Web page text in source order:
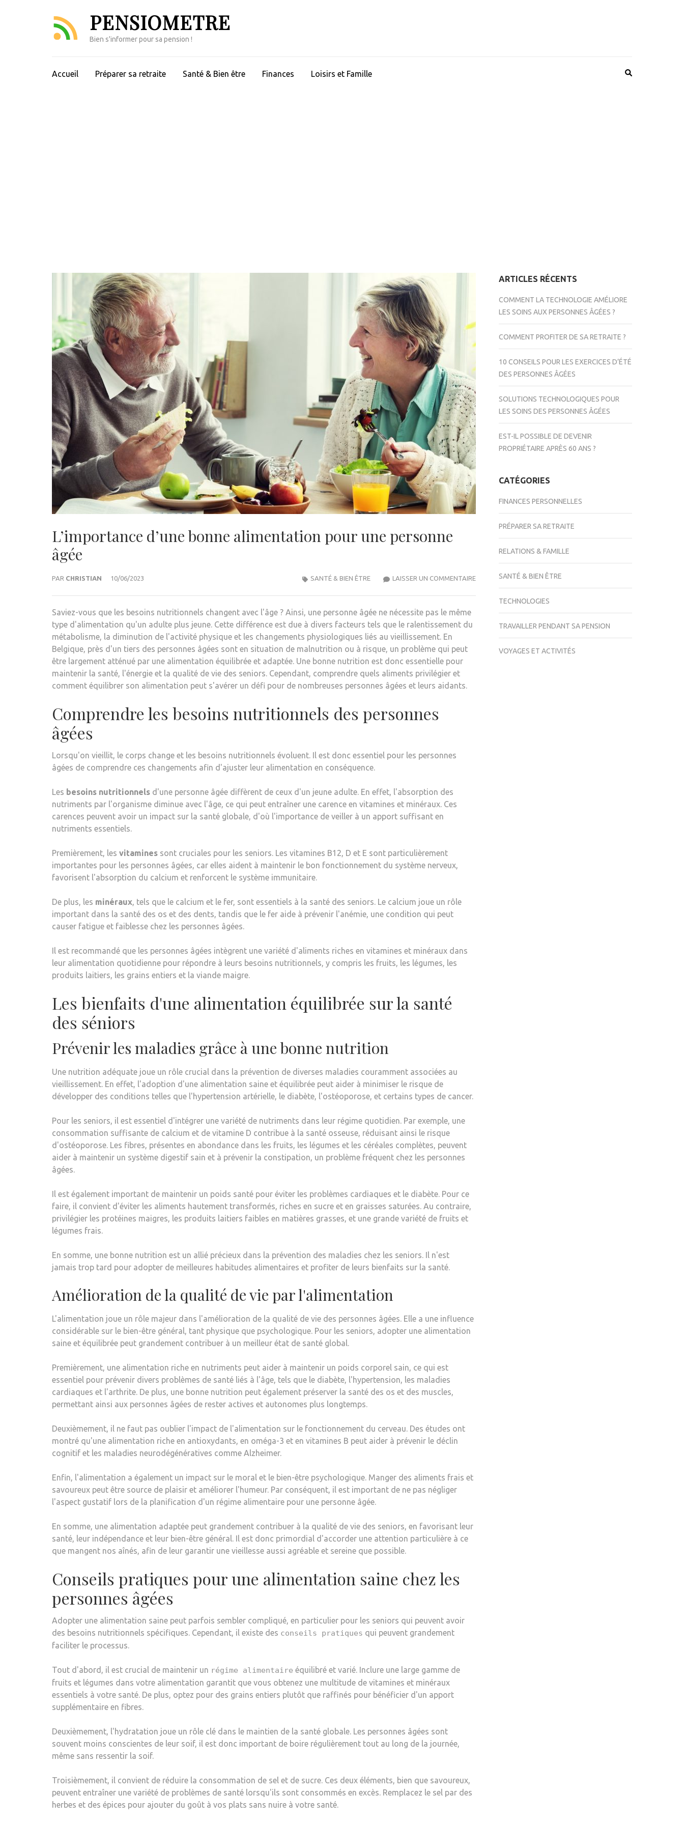
PENSIOMETRE
Bien s'informer pour sa pension !
Accueil Préparer sa retraite Santé & Bien être Finances Loisirs et Famille
L’importance d’une bonne alimentation pour une personne
âgée
PAR CHRISTIAN 10/06/2023 LAISSER UN COMMENTAIREL’IMPORTANCE
ALIMENTATION
PERSONNE
SANTÉ & BIEN ÊTRE
Saviez-vous que les besoins nutritionnels changent avec l'âge ? Ainsi, une personne âgée ne nécessite pas le même
type d'alimentation qu'un adulte plus jeune. Cette différence est due à divers facteurs tels que le ralentissement du
métabolisme, la diminution de l'activité physique et les changements physiologiques liés au vieillissement. En
Belgique, près d'un tiers des personnes âgées sont en situation de malnutrition ou à risque, un problème qui peut
être largement atténué par une alimentation équilibrée et adaptée. Une bonne nutrition est donc essentielle pour
maintenir la santé, l'énergie et la qualité de vie des seniors. Cependant, comprendre quels aliments privilégier et
comment équilibrer son alimentation peut s'avérer un défi pour de nombreuses personnes âgées et leurs aidants.
Comprendre les besoins nutritionnels des personnes
âgées
Lorsqu'on vieillit, le corps change et les besoins nutritionnels évoluent. Il est donc essentiel pour les personnes
âgées de comprendre ces changements afin d'ajuster leur alimentation en conséquence.
Les besoins nutritionnels d'une personne âgée diffèrent de ceux d'un jeune adulte. En effet, l'absorption des
nutriments par l'organisme diminue avec l'âge, ce qui peut entraîner une carence en vitamines et minéraux. Ces
carences peuvent avoir un impact sur la santé globale, d'où l'importance de veiller à un apport suffisant en
nutriments essentiels.
Premièrement, les vitamines sont cruciales pour les seniors. Les vitamines B12, D et E sont particulièrement
importantes pour les personnes âgées, car elles aident à maintenir le bon fonctionnement du système nerveux,
favorisent l'absorption du calcium et renforcent le système immunitaire.
De plus, les minéraux, tels que le calcium et le fer, sont essentiels à la santé des seniors. Le calcium joue un rôle
important dans la santé des os et des dents, tandis que le fer aide à prévenir l'anémie, une condition qui peut
causer fatigue et faiblesse chez les personnes âgées.
Il est recommandé que les personnes âgées intègrent une variété d'aliments riches en vitamines et minéraux dans
leur alimentation quotidienne pour répondre à leurs besoins nutritionnels, y compris les fruits, les légumes, les
produits laitiers, les grains entiers et la viande maigre.
Les bienfaits d'une alimentation équilibrée sur la santé
des séniors
Prévenir les maladies grâce à une bonne nutrition
Une nutrition adéquate joue un rôle crucial dans la prévention de diverses maladies couramment associées au
vieillissement. En effet, l'adoption d'une alimentation saine et équilibrée peut aider à minimiser le risque de
développer des conditions telles que l'hypertension artérielle, le diabète, l'ostéoporose, et certains types de cancer.
Pour les seniors, il est essentiel d'intégrer une variété de nutriments dans leur régime quotidien. Par exemple, une
consommation suffisante de calcium et de vitamine D contribue à la santé osseuse, réduisant ainsi le risque
d'ostéoporose. Les fibres, présentes en abondance dans les fruits, les légumes et les céréales complètes, peuvent
aider à maintenir un système digestif sain et à prévenir la constipation, un problème fréquent chez les personnes
âgées.
Il est également important de maintenir un poids santé pour éviter les problèmes cardiaques et le diabète. Pour ce
faire, il convient d'éviter les aliments hautement transformés, riches en sucre et en graisses saturées. Au contraire,
privilégier les protéines maigres, les produits laitiers faibles en matières grasses, et une grande variété de fruits et
légumes frais.
En somme, une bonne nutrition est un allié précieux dans la prévention des maladies chez les seniors. Il n'est
jamais trop tard pour adopter de meilleures habitudes alimentaires et profiter de leurs bienfaits sur la santé.
Amélioration de la qualité de vie par l'alimentation
L'alimentation joue un rôle majeur dans l'amélioration de la qualité de vie des personnes âgées. Elle a une influence
considérable sur le bien-être général, tant physique que psychologique. Pour les seniors, adopter une alimentation
saine et équilibrée peut grandement contribuer à un meilleur état de santé global.
Premièrement, une alimentation riche en nutriments peut aider à maintenir un poids corporel sain, ce qui est
essentiel pour prévenir divers problèmes de santé liés à l'âge, tels que le diabète, l'hypertension, les maladies
cardiaques et l'arthrite. De plus, une bonne nutrition peut également préserver la santé des os et des muscles,
permettant ainsi aux personnes âgées de rester actives et autonomes plus longtemps.
Deuxièmement, il ne faut pas oublier l'impact de l'alimentation sur le fonctionnement du cerveau. Des études ont
montré qu'une alimentation riche en antioxydants, en oméga-3 et en vitamines B peut aider à prévenir le déclin
cognitif et les maladies neurodégénératives comme Alzheimer.
Enfin, l'alimentation a également un impact sur le moral et le bien-être psychologique. Manger des aliments frais et
savoureux peut être source de plaisir et améliorer l'humeur. Par conséquent, il est important de ne pas négliger
l'aspect gustatif lors de la planification d'un régime alimentaire pour une personne âgée.
En somme, une alimentation adaptée peut grandement contribuer à la qualité de vie des seniors, en favorisant leur
santé, leur indépendance et leur bien-être général. Il est donc primordial d'accorder une attention particulière à ce
que mangent nos aînés, afin de leur garantir une vieillesse aussi agréable et sereine que possible.
Conseils pratiques pour une alimentation saine chez les
personnes âgées
Adopter une alimentation saine peut parfois sembler compliqué, en particulier pour les seniors qui peuvent avoir
des besoins nutritionnels spécifiques. Cependant, il existe des conseils pratiques qui peuvent grandement
faciliter le processus.
Tout d'abord, il est crucial de maintenir un régime alimentaire équilibré et varié. Inclure une large gamme de
fruits et légumes dans votre alimentation garantit que vous obtenez une multitude de vitamines et minéraux
essentiels à votre santé. De plus, optez pour des grains entiers plutôt que raffinés pour bénéficier d'un apport
supplémentaire en fibres.
Deuxièmement, l'hydratation joue un rôle clé dans le maintien de la santé globale. Les personnes âgées sont
souvent moins conscientes de leur soif, il est donc important de boire régulièrement tout au long de la journée,
même sans ressentir la soif.
Troisièmement, il convient de réduire la consommation de sel et de sucre. Ces deux éléments, bien que savoureux,
peuvent entraîner une variété de problèmes de santé lorsqu'ils sont consommés en excès. Remplacez le sel par des
herbes et des épices pour ajouter du goût à vos plats sans nuire à votre santé.
ARTICLES RÉCENTS
COMMENT LA TECHNOLOGIE AMÉLIORE
LES SOINS AUX PERSONNES ÂGÉES ?
COMMENT PROFITER DE SA RETRAITE ?
10 CONSEILS POUR LES EXERCICES D’ÉTÉ
DES PERSONNES ÂGÉES
SOLUTIONS TECHNOLOGIQUES POUR
LES SOINS DES PERSONNES ÂGÉES
EST-IL POSSIBLE DE DEVENIR
PROPRIÉTAIRE APRÈS 60 ANS ?
CATÉGORIES
FINANCES PERSONNELLES
PRÉPARER SA RETRAITE
RELATIONS & FAMILLE
SANTÉ & BIEN ÊTRE
TECHNOLOGIES
TRAVAILLER PENDANT SA PENSION
VOYAGES ET ACTIVITÉS